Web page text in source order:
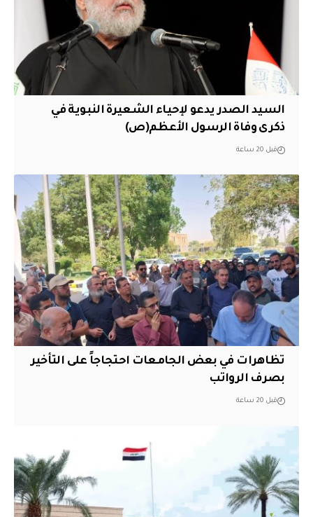
السيد الصدر يدعو لإحياء الشعيرة النبوية في
ذكرى وفاة الرسول الأعظم(ص)
قبل 20 ساعة
تظاهرات في بعض الجامعات احتجاجاً على التأخير
بصرف الرواتب
قبل 20 ساعة